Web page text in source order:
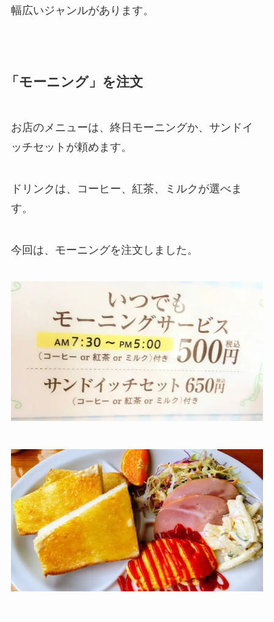
幅広いジャンルがあります。
「モーニング」を注文
お店のメニューは、終日モーニングか、サンドイ
ッチセットが頼めます。
ドリンクは、コーヒー、紅茶、ミルクが選べま
す。
今回は、モーニングを注文しました。